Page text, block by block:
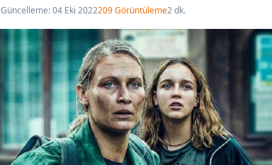
Güncelleme: 04 Eki 2022209 Görüntüleme2 dk.